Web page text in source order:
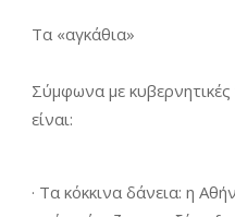
Τα «αγκάθια»
Σύμφωνα με
είναι:
· Τα κόκκινα δάνεια: η